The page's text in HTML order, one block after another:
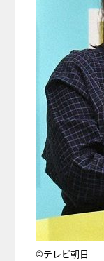
©テレビ朝日